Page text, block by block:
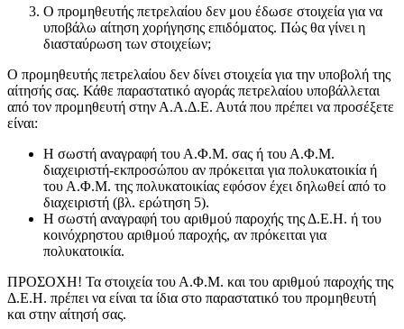
O προμηθευτής πετρελαίου δεν μου έδωσε στοιχεία για να
υποβάλω αίτηση χορήγησης επιδόματος. Πώς θα γίνει η
διασταύρωση των στοιχείων;
Ο προμηθευτής πετρελαίου δεν δίνει στοιχεία για την υποβολή της
αίτησής σας. Κάθε παραστατικό αγοράς πετρελαίου υποβάλλεται
από τον προμηθευτή στην Α.Α.Δ.Ε. Αυτά που πρέπει να προσέξετε
είναι:
Η σωστή αναγραφή του Α.Φ.Μ. σας ή του Α.Φ.Μ.
διαχειριστή-εκπροσώπου αν πρόκειται για πολυκατοικία ή
του Α.Φ.Μ. της πολυκατοικίας εφόσον έχει δηλωθεί από το
διαχειριστή (βλ. ερώτηση 5).
Η σωστή αναγραφή του αριθμού παροχής της Δ.Ε.Η. ή του
κοινόχρηστου αριθμού παροχής, αν πρόκειται για
πολυκατοικία.
ΠΡΟΣΟΧΗ! Τα στοιχεία του Α.Φ.Μ. και του αριθμού παροχής της
Δ.Ε.Η. πρέπει να είναι τα ίδια στο παραστατικό του προμηθευτή
και στην αίτησή σας.